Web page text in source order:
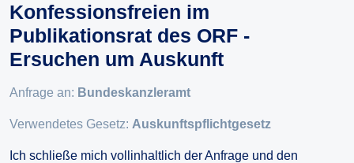
Konfessionsfreien im
Publikationsrat des ORF -
Ersuchen um Auskunft
Anfrage an: Bundeskanzleramt
Verwendetes Gesetz: Auskunftspflichtgesetz
Ich schließe mich vollinhaltlich der Anfrage und den